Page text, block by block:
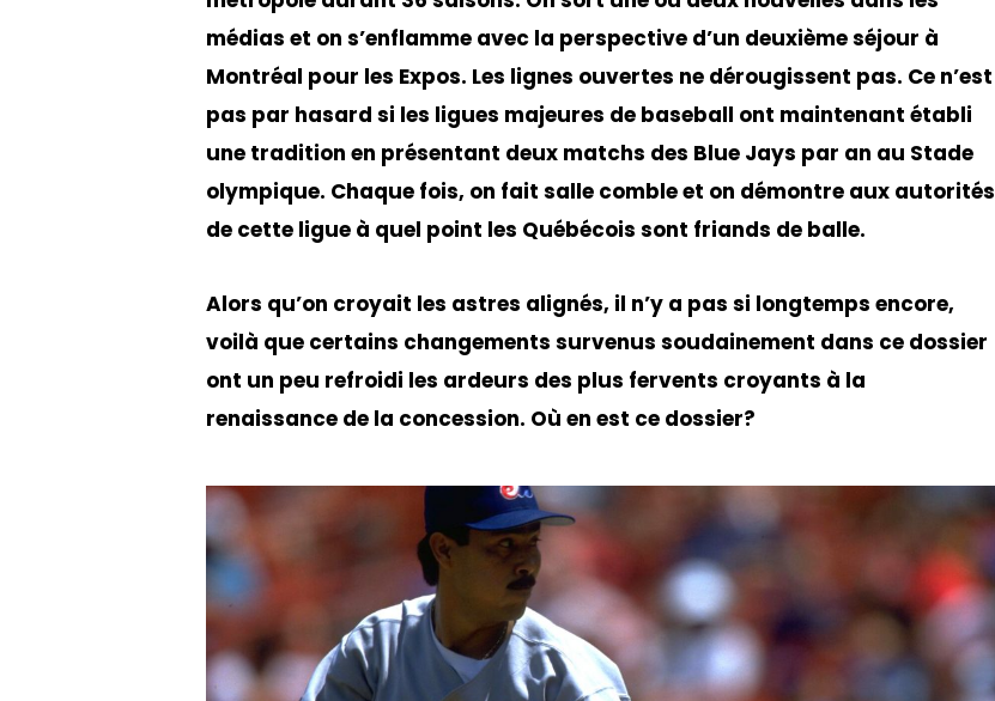
médias et on s’enflamme avec la perspective d’un deuxième séjour à
Montréal pour les Expos. Les lignes ouvertes ne dérougissent pas. Ce n’est
pas par hasard si les ligues majeures de baseball ont maintenant établi
une tradition en présentant deux matchs des Blue Jays par an au Stade
olympique. Chaque fois, on fait salle comble et on démontre aux autorités
de cette ligue à quel point les Québécois sont friands de balle.
Alors qu’on croyait les astres alignés, il n’y a pas si longtemps encore,
voilà que certains changements survenus soudainement dans ce dossier
ont un peu refroidi les ardeurs des plus fervents croyants à la
renaissance de la concession. Où en est ce dossier?